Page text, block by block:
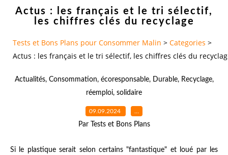
Actus : les français et le tri sélectif,
les chiffres clés du recyclage
Tests et Bons Plans pour Consommer Malin > Categories >
Actus : les français et le tri sélectif, les chiffres clés du
Actualités, Consommation, écoresponsable, Durable, Recyclage,
réemploi, solidaire
09.09.2024 …
Par Tests et Bons Plans
Si le plastique serait selon certains "fantastique" et loué par les